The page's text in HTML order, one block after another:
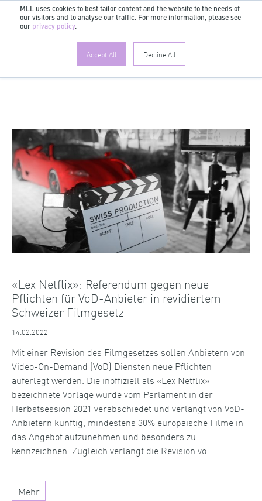
MLL uses cookies to best tailor content and the website to the needs of
our visitors and to analyse our traffic. For more information, please see
our privacy policy.
Accept All Decline All
DE
«Lex Netflix»: Referendum gegen neue
Pflichten für VoD-Anbieter in revidiertem
Schweizer Filmgesetz
14.02.2022
Mit einer Revision des Filmgesetzes sollen Anbietern von
Video-On-Demand (VoD) Diensten neue Pflichten
auferlegt werden. Die inoffiziell als «Lex Netflix»
bezeichnete Vorlage wurde vom Parlament in der
Herbstsession 2021 verabschiedet und verlangt von VoD-
Anbietern künftig, mindestens 30% europäische Filme in
das Angebot aufzunehmen und besonders zu
kennzeichnen. Zugleich verlangt die Revision vo…
Mehr